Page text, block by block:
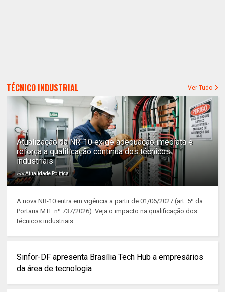
TÉCNICO INDUSTRIAL Ver Tudo
Atualização da NR-10 exige adequação imediata e
reforça a qualificação contínua dos técnicos
industriais
PorAtualidade Política
A nova NR-10 entra em vigência a partir de 01/06/2027 (art. 5º da
Portaria MTE nº 737/2026). Veja o impacto na qualificação dos
técnicos industriais. ...
Sinfor-DF apresenta Brasília Tech Hub a empresários
da área de tecnologia